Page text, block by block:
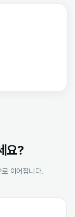
요?
이어집니다.